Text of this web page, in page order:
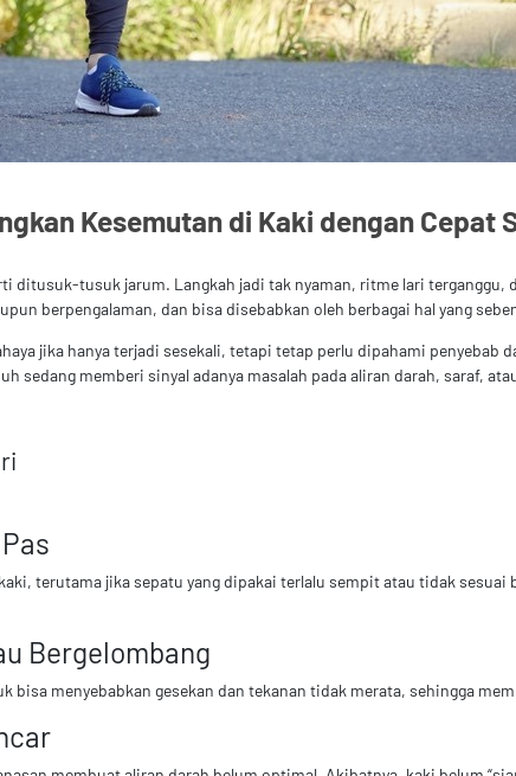
Kesemutan di Kaki dengan Cepat
ditusuk-tusuk jarum. Langkah jadi tak nyaman, ritme lari terganggu,
berpengalaman, dan bisa disebabkan oleh berbagai hal yang
jika hanya terjadi sesekali, tetapi tetap perlu dipahami penyebab
sedang memberi sinyal adanya masalah pada aliran darah, saraf,
terutama jika sepatu yang dipakai terlalu sempit atau tidak
Bergelombang
bisa menyebabkan gesekan dan tekanan tidak merata, sehingga